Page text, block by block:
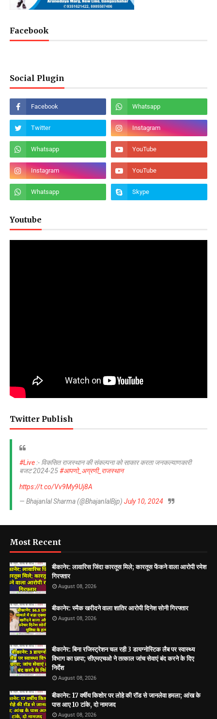
Facebook
Social Plugin
Youtube
Twitter Publish
#Live :- विकसित राजस्थान की संकल्पना को साकार करता जनकल्याणकारी
बजट 2024-25#आपणो_अग्रणी_राजस्थान
https://t.co/Vv9My9Uj8A
— Bhajanlal Sharma (@BhajanlalBjp) July 10, 2024
Most Recent
बीकानेर: लावारिस जिंदा कारतूस मिले; कारतूस फेंकने वाला आरोपी रमेश
गिरफ्तार
August 08, 2026
बीकानेर: स्मैक खरीदने वाला शातिर आरोपी दिनेश सोनी गिरफ्तार
August 08, 2026
बीकानेर: बिना रजिस्ट्रेशन चल रही 3 डायग्नोस्टिक लैब पर स्वास्थ्य
विभाग का छापा; सीएमएचओ ने तत्काल जांच सेवाएं बंद करने के दिए
निर्देश
August 08, 2026
बीकानेर: 17 वर्षीय किशोर पर लोहे की रॉड से जानलेवा हमला; आंख के
पास आए 10 टांके, दो नामजद
August 08, 2026